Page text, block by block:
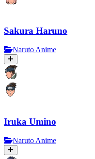
Sakura Haruno
Naruto Anime
Iruka Umino
Naruto Anime